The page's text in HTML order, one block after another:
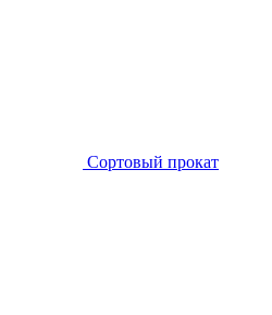
Сортовый прокат